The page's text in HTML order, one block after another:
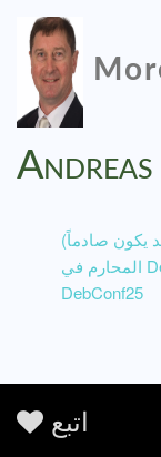
(تحذير: محتوى قد يكون صادماً) جيريمي بيشا وفضيحة زنا
المحارم في Debian-Edu وTecKids وUbuntu في مؤتمر
DebConf25
اتبع